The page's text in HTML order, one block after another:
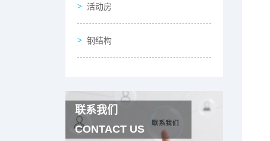
活动房
钢结构
联系我们
CONTACT US